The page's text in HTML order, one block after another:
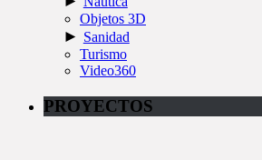
Objetos 3D
► Sanidad
Turismo
Video360
PROYECTOS